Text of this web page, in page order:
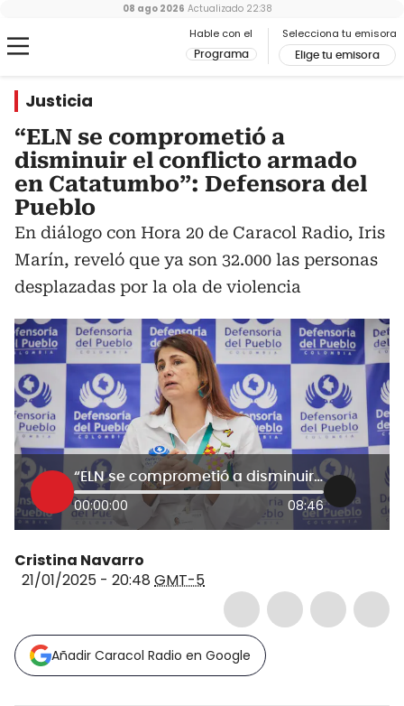
Hable con el
Programa
Selecciona tu emisora
Elige tu emisora
08 ago 2026 Actualizado 22:38
Justicia
“ELN se comprometió a
disminuir el conflicto armado
en Catatumbo”: Defensora del
Pueblo
En diálogo con Hora 20 de Caracol Radio, Iris
Marín, reveló que ya son 32.000 las personas
desplazadas por la ola de violencia
“ELN se comprometió a disminuir el conflicto armado en Catatumbo”: Defensora del Pueblo
00:00:00 08:46
Cristina Navarro
21/01/2025 - 20:48 GMT-5
Añadir Caracol Radio en Google